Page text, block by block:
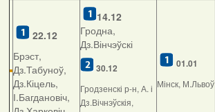
22.12
Брэст,
Дз.Табуноў,
Дз.Кіцель,
І.Багдановіч,
14.12
Гродна,
Дз.Вінчэўскі
30.12
Гродзенскі р-н, А. і
Дз.Вічнэўскія,
01.01
Мінск, М.Львоў